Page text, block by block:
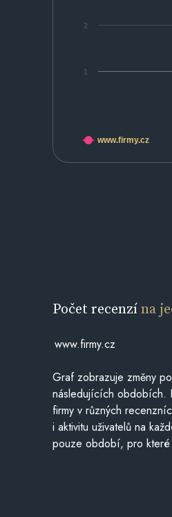
1
2
www.firmy.cz
Počet recenzína
www.firmy.cz
Graf zobrazuje změny
následujících obdobích.
firmy v různých
i aktivitu uživatelů na
pouze období, pro které